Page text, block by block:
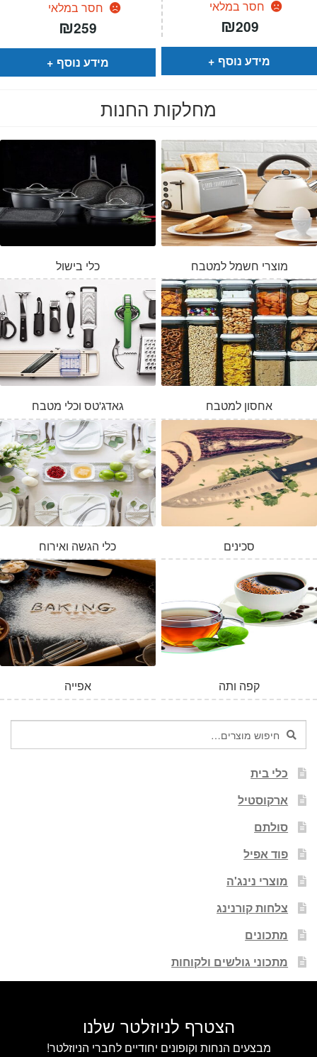
המלאי אזל
חסר במלאי
₪259
מידע נוסף
חסר במלאי
₪209
מידע נוסף
מחלקות החנות
כלי בישול מוצרי חשמל למטבח
גאדג'טס וכלי מטבח אחסון למטבח
כלי הגשה ואירוח סכינים
אפייה קפה ותה
חיפוש
עבור:
חיפוש
כלי בית
ארקוסטיל
סולתם
פוד אפיל
מוצרי נינג'ה
צלחות קורנינג
מתכונים
מתכוני גולשים ולקוחות
הצטרף לניוזלטר שלנו
מבצעים הנחות וקופונים יחודיים לחברי הניוזלטר!